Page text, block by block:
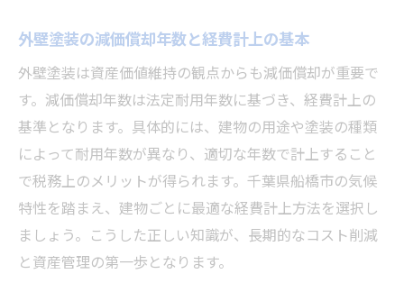
外壁塗装の減価償却年数と経費計上の基本
外壁塗装は資産価値維持の観点からも減価償却が重要で
す。減価償却年数は法定耐用年数に基づき、経費計上の
基準となります。具体的には、建物の用途や塗装の種類
によって耐用年数が異なり、適切な年数で計上すること
で税務上のメリットが得られます。千葉県船橋市の気候
特性を踏まえ、建物ごとに最適な経費計上方法を選択し
ましょう。こうした正しい知識が、長期的なコスト削減
と資産管理の第一歩となります。